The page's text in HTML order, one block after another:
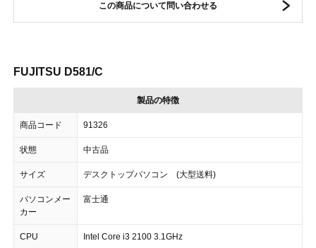
この商品について問い合わせる
FUJITSU D581/C
製品の特徴
商品コード 91326
状態 中古品
サイズ デスクトップパソコン (大型送料)
パソコンメー
カー
富士通
CPU Intel Core i3 2100 3.1GHz